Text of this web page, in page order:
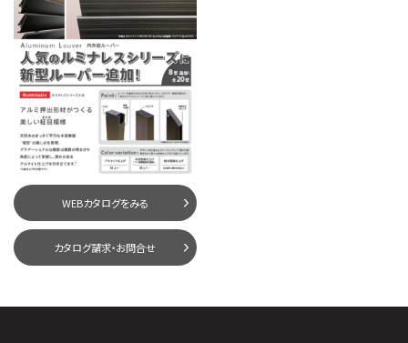
WEBカタログをみる
カタログ請求・お問合せ